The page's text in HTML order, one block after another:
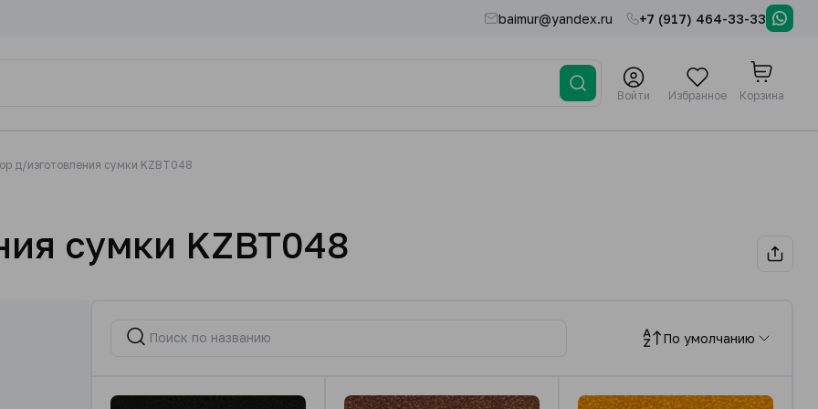
baimur@yandex.ru +7 (917) 464-33-33
Войти Избранное Корзина
д/изготовления сумки KZBT048
сумки KZBT048
По умолчанию